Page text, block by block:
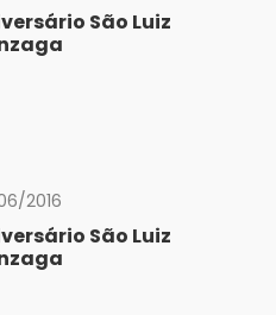
São Luiz
2016
São Luiz